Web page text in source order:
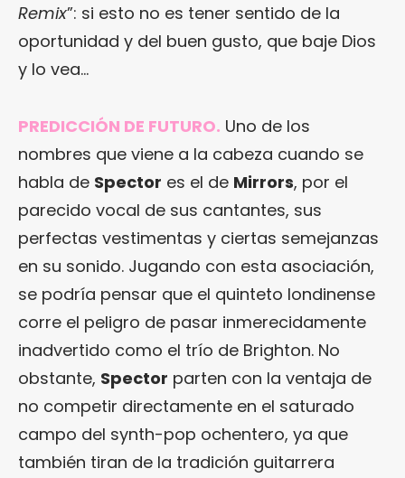
Remix”: si esto no es tener sentido de la
oportunidad y del buen gusto, que baje Dios
y lo vea…
PREDICCIÓN DE FUTURO. Uno de los
nombres que viene a la cabeza cuando se
habla de Spector es el de Mirrors, por el
parecido vocal de sus cantantes, sus
perfectas vestimentas y ciertas semejanzas
en su sonido. Jugando con esta asociación,
se podría pensar que el quinteto londinense
corre el peligro de pasar inmerecidamente
inadvertido como el trío de Brighton. No
obstante, Spector parten con la ventaja de
no competir directamente en el saturado
campo del synth-pop ochentero, ya que
también tiran de la tradición guitarrera